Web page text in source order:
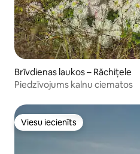
Brīvdienas laukos – Răchițele
Piedzīvojums kalnu ciematos
Viesu iecienīts
Viesu iecienīts